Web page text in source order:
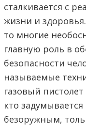
сталкивается с
жизни и
то многие
главную роль в
безопасности
называемые
газовый
кто
безоружным,